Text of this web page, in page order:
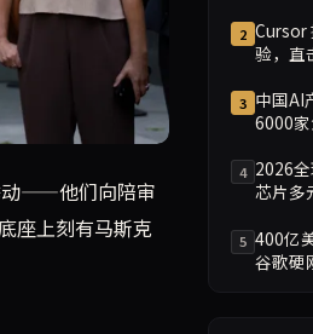
证。这座奖杯原本由马斯克
动——他们向陪审
座上刻有马斯克
2 Cursor
验，直
3 中国AI
6000
4 2026全
芯片多
5 400亿
谷歌硬